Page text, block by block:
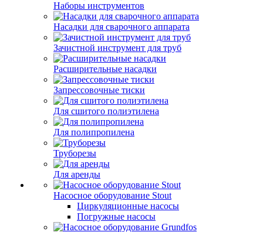
Наборы инструментов
Насадки для сварочного аппарата
Зачистной инструмент для труб
Расширительные насадки
Запрессовочные тиски
Для сшитого полиэтилена
Для полипропилена
Труборезы
Для аренды
Насосное оборудование Stout
Циркуляционные насосы
Погружные насосы